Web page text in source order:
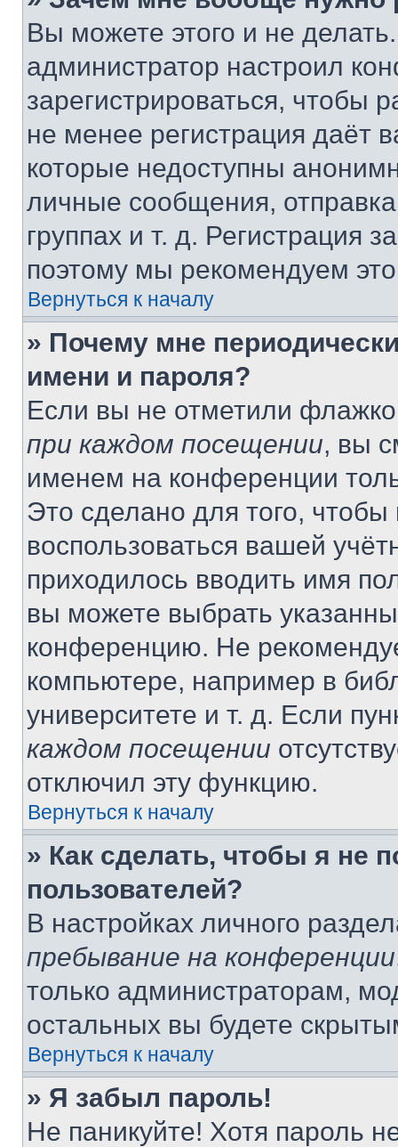
Вы можете этого и не
администратор настроил
зарегистрироваться, чтобы
не менее регистрация даёт
которые недоступны
личные сообщения,
группах и т. д. Регистрация
поэтому мы рекомендуем
Вернуться к началу
» Почему мне
имени и пароля?
Если вы не отметили
при каждом посещении, вы
именем на конференции
Это сделано для того, чтобы
воспользоваться вашей
приходилось вводить имя
вы можете выбрать
конференцию. Не
компьютере, например в
университете и т. д. Если
каждом посещении
отключил эту функцию.
Вернуться к началу
» Как сделать, чтобы я не
пользователей?
В настройках личного
пребывание на конференции
только администраторам,
остальных вы будете
Вернуться к началу
» Я забыл пароль!
Не паникуйте! Хотя пароль